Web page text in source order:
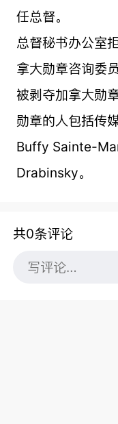
任总督。
总督秘书办公室
拿大勋章咨询委
被剥夺加拿大勋
勋章的人包括传
Buffy Sainte-
Drabinsky。
共0条评论